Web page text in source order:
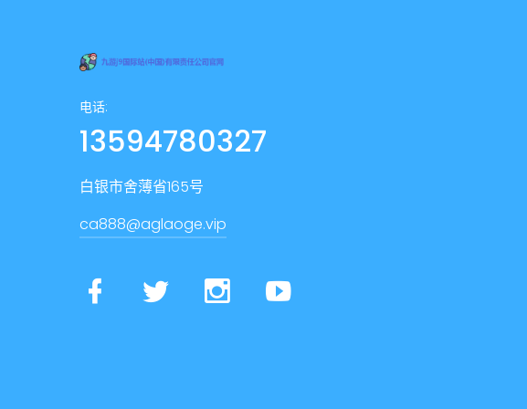
电话:
13594780327
白银市舍薄省165号
ca888@aglaoge.vip